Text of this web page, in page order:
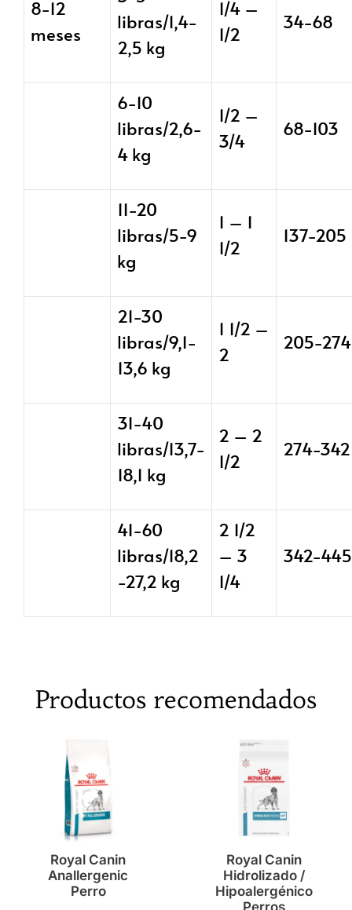
8-12
meses
libras/1,4-
2,5 kg
1/4 –
1/2
34-68
6-10
libras/2,6-
4 kg
1/2 –
3/4
68-103
11-20
libras/5-9
kg
1 – 1
1/2
137-205
21-30
libras/9,1-
13,6 kg
1 1/2 –
2
205-274
31-40
libras/13,7-
18,1 kg
2 – 2
1/2
274-342
41-60
libras/18,2
-27,2 kg
2 1/2
– 3
1/4
342-445
Productos recomendados
Royal Canin
Anallergenic
Perro
Royal Canin
Hidrolizado /
Hipoalergénico
Perros